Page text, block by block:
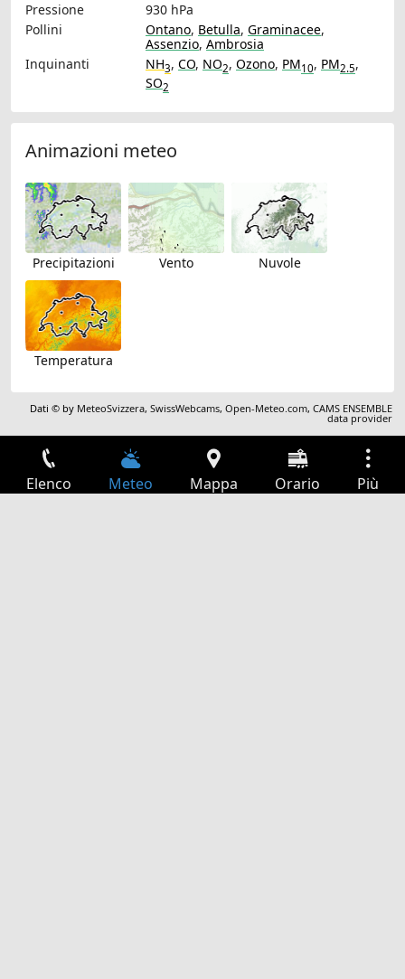
Pressione
930 hPa
Pollini
Ontano, Betulla, Graminacee,
Assenzio, Ambrosia
Inquinanti
NH3, CO, NO2, Ozono, PM10, PM2.5,
SO2
Animazioni meteo
Precipitazioni Vento Nuvole
Temperatura
Dati © by MeteoSvizzera,SwissWebcams,Open-Meteo.com,CAMS ENSEMBLE
data provider
Elenco Meteo Mappa Orario Più